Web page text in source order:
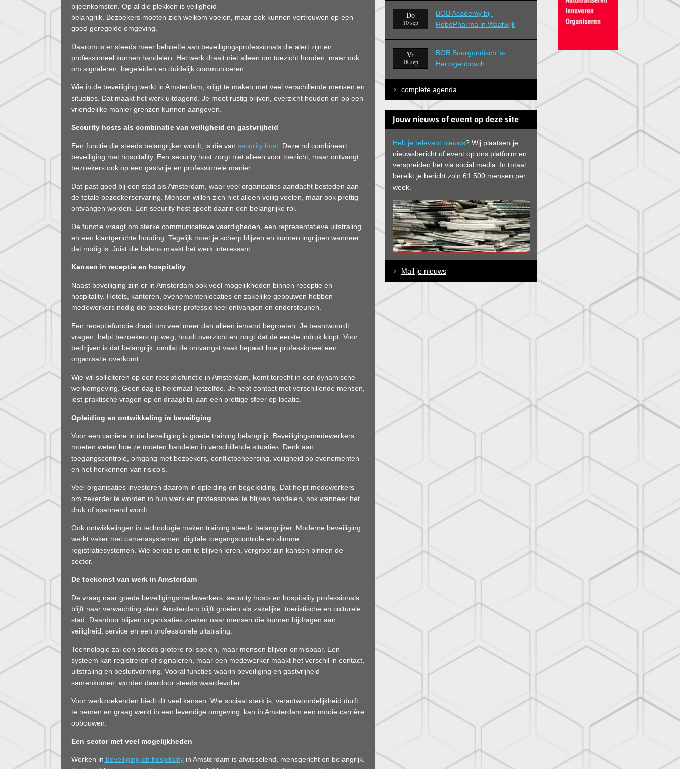
bijeenkomsten. Op al die plekken is veiligheid
belangrijk. Bezoekers moeten zich welkom voelen, maar ook kunnen vertrouwen op een
goed geregelde omgeving.
Daarom is er steeds meer behoefte aan beveiligingsprofessionals die alert zijn en
professioneel kunnen handelen. Het werk draait niet alleen om toezicht houden, maar ook
om signaleren, begeleiden en duidelijk communiceren.
Wie in de beveiliging werkt in Amsterdam, krijgt te maken met veel verschillende mensen en
situaties. Dat maakt het werk uitdagend. Je moet rustig blijven, overzicht houden en op een
vriendelijke manier grenzen kunnen aangeven.
Security hosts als combinatie van veiligheid en gastvrijheid
Een functie die steeds belangrijker wordt, is die van security host. Deze rol combineert
beveiliging met hospitality. Een security host zorgt niet alleen voor toezicht, maar ontvangt
bezoekers ook op een gastvrije en professionele manier.
Dat past goed bij een stad als Amsterdam, waar veel organisaties aandacht besteden aan
de totale bezoekerservaring. Mensen willen zich niet alleen veilig voelen, maar ook prettig
ontvangen worden. Een security host speelt daarin een belangrijke rol.
De functie vraagt om sterke communicatieve vaardigheden, een representatieve uitstraling
en een klantgerichte houding. Tegelijk moet je scherp blijven en kunnen ingrijpen wanneer
dat nodig is. Juist die balans maakt het werk interessant.
Kansen in receptie en hospitality
Naast beveiliging zijn er in Amsterdam ook veel mogelijkheden binnen receptie en
hospitality. Hotels, kantoren, evenementenlocaties en zakelijke gebouwen hebben
medewerkers nodig die bezoekers professioneel ontvangen en ondersteunen.
Een receptiefunctie draait om veel meer dan alleen iemand begroeten. Je beantwoordt
vragen, helpt bezoekers op weg, houdt overzicht en zorgt dat de eerste indruk klopt. Voor
bedrijven is dat belangrijk, omdat de ontvangst vaak bepaalt hoe professioneel een
organisatie overkomt.
Wie wil solliciteren op een receptiefunctie in Amsterdam, komt terecht in een dynamische
werkomgeving. Geen dag is helemaal hetzelfde. Je hebt contact met verschillende mensen,
lost praktische vragen op en draagt bij aan een prettige sfeer op locatie.
Opleiding en ontwikkeling in beveiliging
Voor een carrière in de beveiliging is goede training belangrijk. Beveiligingsmedewerkers
moeten weten hoe ze moeten handelen in verschillende situaties. Denk aan
toegangscontrole, omgang met bezoekers, conflictbeheersing, veiligheid op evenementen
en het herkennen van risico’s.
Veel organisaties investeren daarom in opleiding en begeleiding. Dat helpt medewerkers
om zekerder te worden in hun werk en professioneel te blijven handelen, ook wanneer het
druk of spannend wordt.
Ook ontwikkelingen in technologie maken training steeds belangrijker. Moderne beveiliging
werkt vaker met camerasystemen, digitale toegangscontrole en slimme
registratiesystemen. Wie bereid is om te blijven leren, vergroot zijn kansen binnen de
sector.
De toekomst van werk in Amsterdam
De vraag naar goede beveiligingsmedewerkers, security hosts en hospitality professionals
blijft naar verwachting sterk. Amsterdam blijft groeien als zakelijke, toeristische en culturele
stad. Daardoor blijven organisaties zoeken naar mensen die kunnen bijdragen aan
veiligheid, service en een professionele uitstraling.
Technologie zal een steeds grotere rol spelen, maar mensen blijven onmisbaar. Een
systeem kan registreren of signaleren, maar een medewerker maakt het verschil in contact,
uitstraling en besluitvorming. Vooral functies waarin beveiliging en gastvrijheid
samenkomen, worden daardoor steeds waardevoller.
Voor werkzoekenden biedt dit veel kansen. Wie sociaal sterk is, verantwoordelijkheid durft
te nemen en graag werkt in een levendige omgeving, kan in Amsterdam een mooie carrière
opbouwen.
Een sector met veel mogelijkheden
Werken in beveiliging en hospitality in Amsterdam is afwisselend, mensgericht en belangrijk.
Do
10 sep
BOB Academy bij
RoboPharma in Waalwijk
Vr
18 sep
BOB Bourgondisch 's-
Hertogenbosch
complete agenda
Jouw nieuws of event op deze site
Heb je relevant nieuws? Wij plaatsen je
nieuwsbericht of event op ons platform en
verspreiden het via social media. In totaal
bereikt je bericht zo'n 61.500 mensen per
week.
Mail je nieuws